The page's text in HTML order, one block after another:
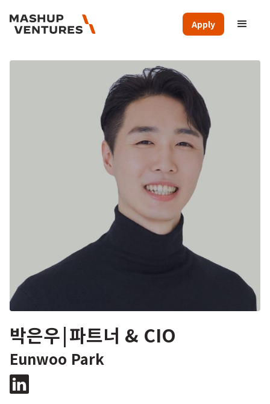
Apply
박은우|파트너 & CIO
Eunwoo Park